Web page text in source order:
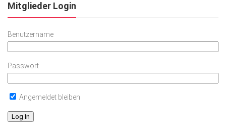
Mitglieder Login
Benutzername
Passwort
Angemeldet bleiben